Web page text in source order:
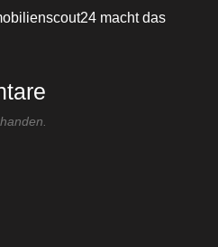
macht das